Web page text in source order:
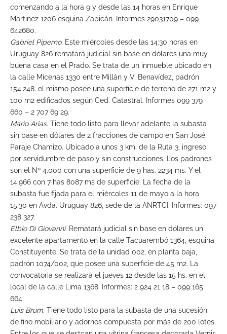
comenzando a la hora 9 y desde las 14 horas en Enrique
Martinez 1206 esquina Zapicán. Informes 29031709 – 099
642680.
Gabriel Piperno. Este miércoles desde las 14:30 horas en
Uruguay 826 rematará judicial sin base en dólares una muy
buena casa en el Prado. Se trata de un inmueble ubicado en
la calle Micenas 1330 entre Millán y V. Benavídez, padrón
154.248. el mismo posee una superficie de terreno de 271 m2 y
100 m2 edificados según Ced. Catastral. Informes 099 379
660 – 2 707 69 29.
Mario Arias. Tiene todo listo para llevar adelante la subasta
sin base en dólares de 2 fracciones de campo en San José,
Paraje Chamizo. Ubicado a unos 3 km. de la Ruta 3, ingreso
por servidumbre de paso y sin construcciones. Los padrones
son el Nº 4.000 con una superficie de 9 has. 2234 ms. Y el
14.966 con 7 has 8087 ms de superficie. La fecha de la
subasta fue fijada para el miércoles 11 de mayo a la hora
15:30 en Avda. Uruguay 826, sede de la ANRTCI. Informes: 097
238 327.
Elbio Di Giovanni. Rematará judicial sin base en dólares un
excelente apartamento en la calle Tacuarembó 1364, esquina
Constituyente. Se trata de la unidad 002, en planta baja,
padrón 1074/002, que posee una superficie de 45 m2. La
convocatoria se realizará el jueves 12 desde las 15 hs. en el
local de la calle Lima 1368. Informes: 2 924 21 18 – 099 165
664.
Luis Brum. Tiene todo listo para la subasta de una sucesión
de fino mobiliario y adornos compuesta por más de 200 lotes.